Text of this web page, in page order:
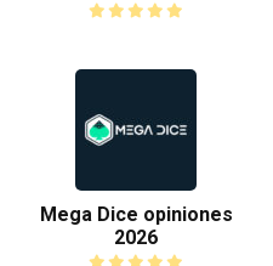
Mega Dice opiniones
2026